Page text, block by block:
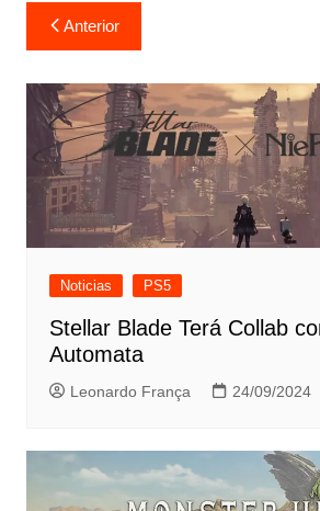
Navegação
de
Post
Anterior
Noticias PS5
Stellar Blade Terá Collab
Automata
Leonardo França 24/09/2024